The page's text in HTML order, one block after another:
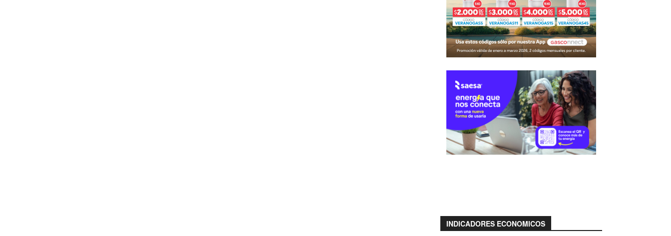
INDICADORES ECONOMICOS